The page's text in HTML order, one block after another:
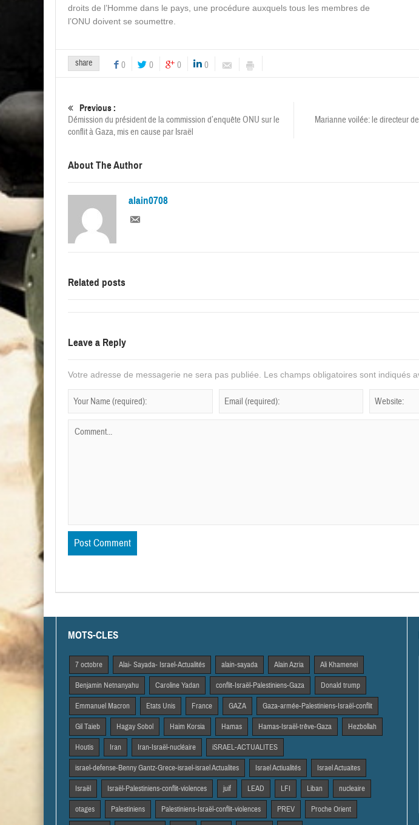
droits de l’Homme dans le pays, une procédure auxquels tous les membres de
l’ONU doivent se soumettre.
share 0 0 0 0
Previous :
Démission du président de la commission d’enquête ONU sur le
conflit à Gaza, mis en cause par Israël
Marianne voilée: le directeur
About The Author
alain0708
Related posts
Leave a Reply
Votre adresse de messagerie ne sera pas publiée. Les champs obligatoires sont indiqués
MOTS-CLES
7 octobre Alai- Sayada- Israel-Actualités alain-sayada Alain Azria Ali Khamenei
Benjamin Netnanyahu Caroline Yadan conflit-Israël-Palestiniens-Gaza Donald trump
Emmanuel Macron Etats Unis France GAZA Gaza-armée-Palestiniens-Israël-conflit
Gil Taieb Hagay Sobol Haim Korsia Hamas Hamas-Israël-trêve-Gaza Hezbollah
Houtis Iran Iran-Israël-nucléaire iSRAEL-ACTUALITES
israel-defense-Benny Gantz-Grece-israel-israel Actualites Israel Actiualités Israel Actuaites
Israël Israël-Palestiniens-conflit-violences juif LEAD LFI Liban nucleaire
otages Palestiniens Palestiniens-Israël-conflit-violences PREV Proche Orient